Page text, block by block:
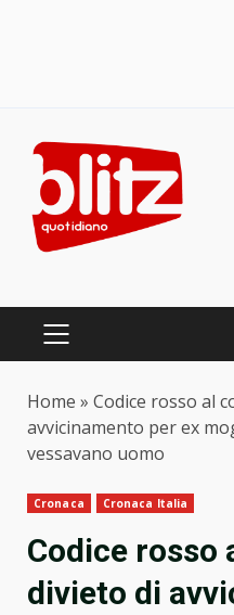
content
PRIMARY
Home » Codice rosso al
avvicinamento per ex
vessavano uomo
Cronaca Cronaca Italia
Codice rosso
divieto di